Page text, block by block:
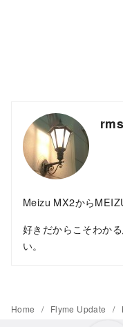
Meizu MX2から
好きだからこそわか
い。
Home Flyme Update